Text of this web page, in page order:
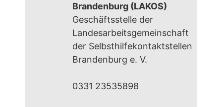
Brandenburg (LAKOS)
Geschäftsstelle der
Landesarbeitsgemeinschaft
der Selbsthilfekontaktstellen
Brandenburg e. V.
0331 23535898